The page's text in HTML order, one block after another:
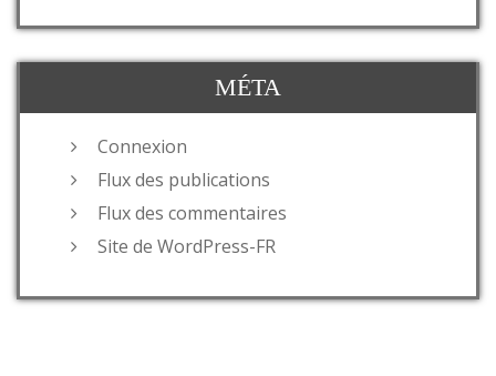
MÉTA
Connexion
Flux des publications
Flux des commentaires
Site de WordPress-FR